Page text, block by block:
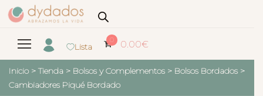
Lista
0 0.00€
Inicio > Tienda > Bolsos y Complementos > Bolsos Bordados >
Cambiadores Piqué Bordado